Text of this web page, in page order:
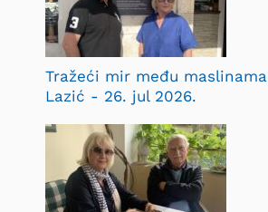
Tražeći mir među
Lazić - 26. jul 2026.